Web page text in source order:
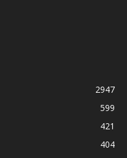
2947
599
421
404